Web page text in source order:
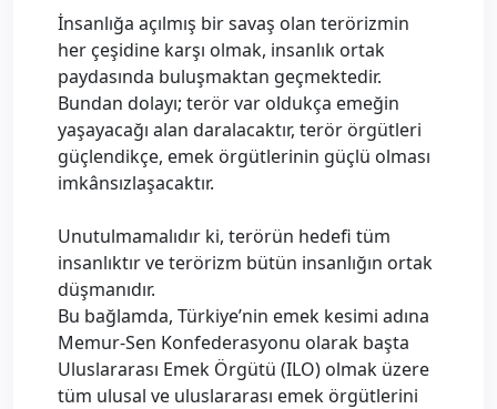
İnsanlığa açılmış bir savaş olan terörizmin
her çeşidine karşı olmak, insanlık ortak
paydasında buluşmaktan geçmektedir.
Bundan dolayı; terör var oldukça emeğin
yaşayacağı alan daralacaktır, terör örgütleri
güçlendikçe, emek örgütlerinin güçlü olması
imkânsızlaşacaktır.
Unutulmamalıdır ki, terörün hedefi tüm
insanlıktır ve terörizm bütün insanlığın ortak
düşmanıdır.
Bu bağlamda, Türkiye’nin emek kesimi adına
Memur-Sen Konfederasyonu olarak başta
Uluslararası Emek Örgütü (ILO) olmak üzere
tüm ulusal ve uluslararası emek örgütlerini